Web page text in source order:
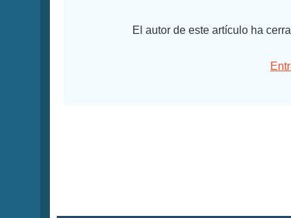
El autor de este artículo ha